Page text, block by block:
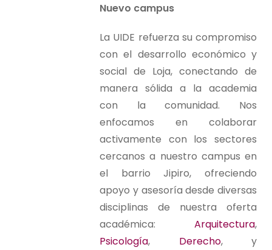
Nuevo campus
La UIDE refuerza su compromiso
con el desarrollo económico y
social de Loja, conectando de
manera sólida a la academia
con la comunidad. Nos
enfocamos en colaborar
activamente con los sectores
cercanos a nuestro campus en
el barrio Jipiro, ofreciendo
apoyo y asesoría desde diversas
disciplinas de nuestra oferta
académica: Arquitectura,
Psicología, Derecho, y